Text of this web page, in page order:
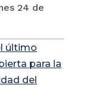
24 de
último
para la
del